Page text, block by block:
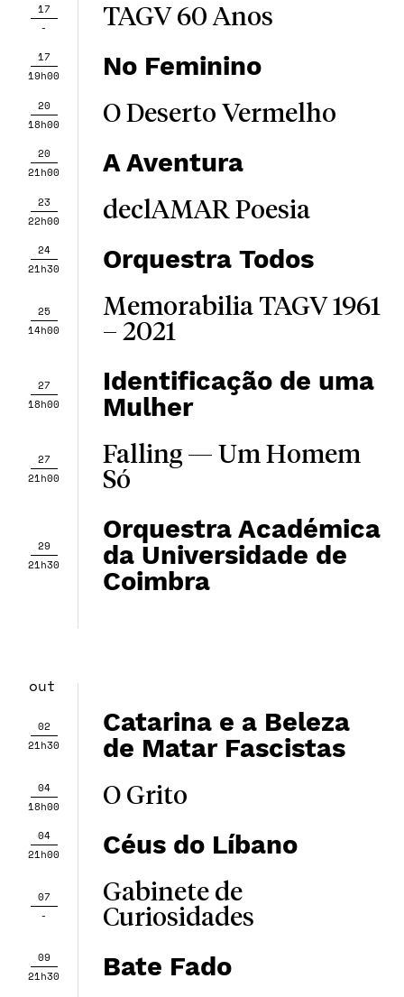
17
-
TAGV 60 Anos
17
19h00
No Feminino
20
18h00
O Deserto Vermelho
20
21h00
A Aventura
23
22h00
declAMAR Poesia
24
21h30
Orquestra Todos
25
14h00
Memorabilia TAGV 1961
– 2021
27
18h00
Identificação de uma
Mulher
27
21h00
Falling — Um Homem
Só
29
21h30
Orquestra Académica
da Universidade de
Coimbra
out
02
21h30
Catarina e a Beleza
de Matar Fascistas
04
18h00
O Grito
04
21h00
Céus do Líbano
07
-
Gabinete de
Curiosidades
09
21h30
Bate Fado